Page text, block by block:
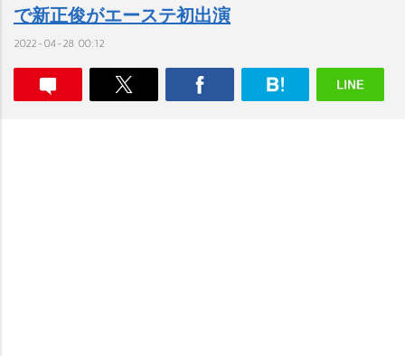
で新正俊がエーステ初出演
2022-04-28 00:12